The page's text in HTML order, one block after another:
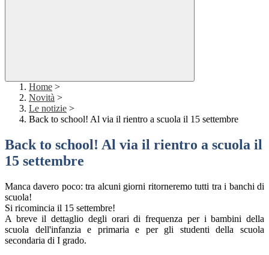
Home >
Novità >
Le notizie >
Back to school! Al via il rientro a scuola il 15 settembre
Back to school! Al via il rientro a scuola il
15 settembre
Manca davero poco: tra alcuni giorni ritorneremo tutti tra i banchi di
scuola!
Si ricomincia il 15 settembre!
A breve il dettaglio degli orari di frequenza per i bambini della
scuola dell'infanzia e primaria e per gli studenti della scuola
secondaria di I grado.